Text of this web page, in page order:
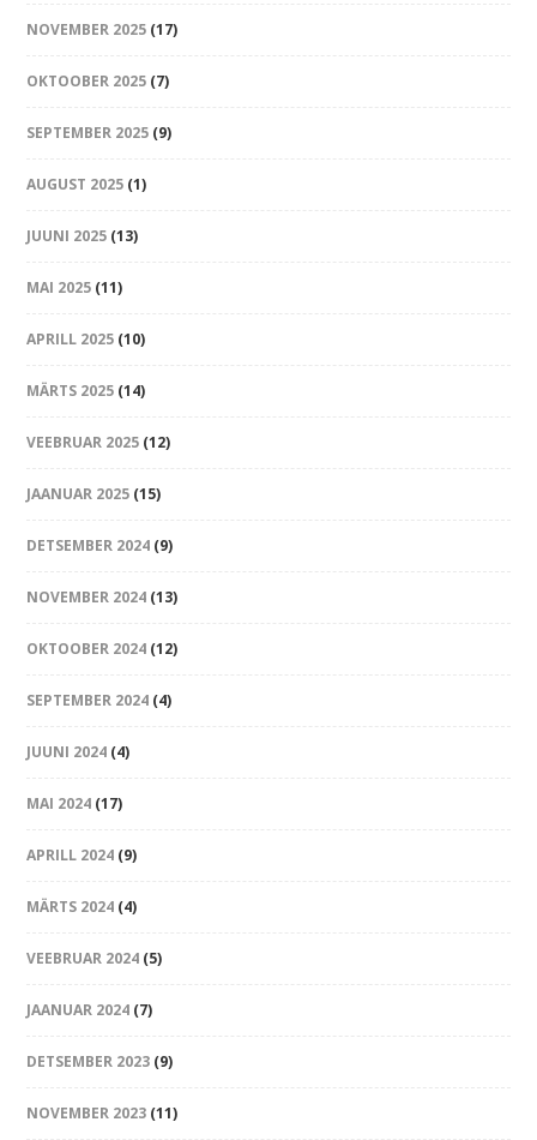
NOVEMBER 2025 (17)
OKTOOBER 2025 (7)
SEPTEMBER 2025 (9)
AUGUST 2025 (1)
JUUNI 2025 (13)
MAI 2025 (11)
APRILL 2025 (10)
MÄRTS 2025 (14)
VEEBRUAR 2025 (12)
JAANUAR 2025 (15)
DETSEMBER 2024 (9)
NOVEMBER 2024 (13)
OKTOOBER 2024 (12)
SEPTEMBER 2024 (4)
JUUNI 2024 (4)
MAI 2024 (17)
APRILL 2024 (9)
MÄRTS 2024 (4)
VEEBRUAR 2024 (5)
JAANUAR 2024 (7)
DETSEMBER 2023 (9)
NOVEMBER 2023 (11)